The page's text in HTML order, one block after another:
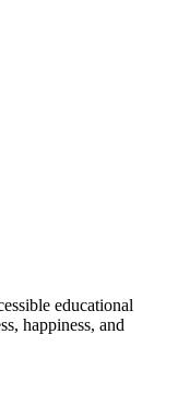
educational
happiness, and